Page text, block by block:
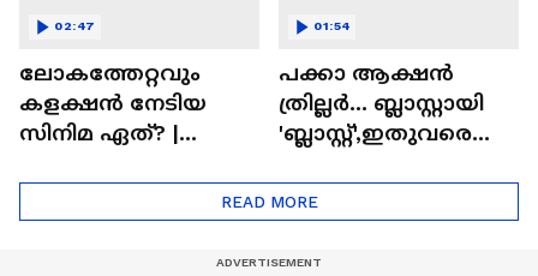
ലോകത്തേറ്റവും
കളക്ഷൻ നേടിയ
സിനിമ ഏത്? |
02:47
പക്കാ ആക്ഷൻ
ത്രില്ലർ... ബ്ലാസ്റ്റായി
'ബ്ലാസ്റ്റ്',ഇതുവരെയു
റിപ്പോർട്ട് പുറത്ത് |
Blast
01:54
READ MORE